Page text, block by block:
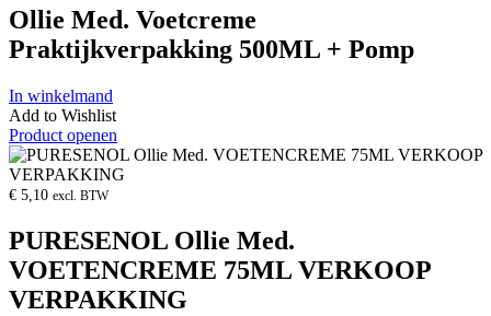
Ollie Med. Voetcreme
Praktijkverpakking 500ML + Pomp
In winkelmand
Add to Wishlist
Product openen
€ 5,10 excl. BTW
PURESENOL Ollie Med.
VOETENCREME 75ML VERKOOP
VERPAKKING